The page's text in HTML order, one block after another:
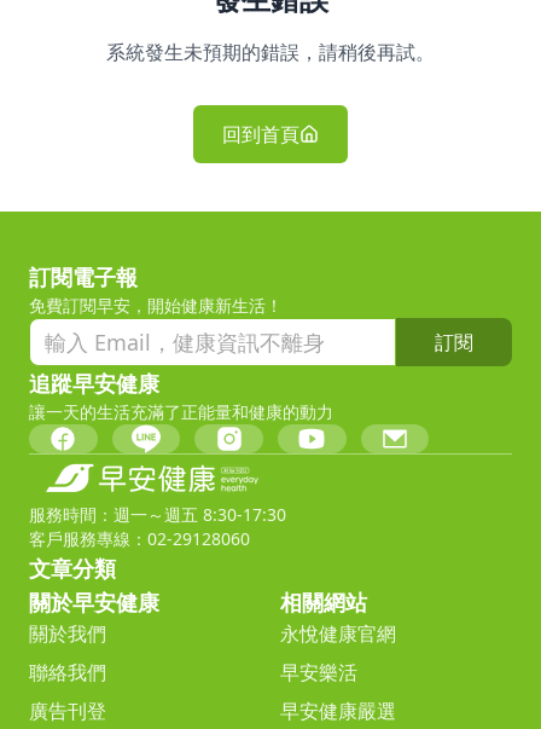
系統發生未預期的錯誤，請稍後再試。
回到首頁
訂閱電子報
免費訂閱早安，開始健康新生活！
訂閱
追蹤早安健康
讓一天的生活充滿了正能量和健康的動力
服務時間：週一～週五 8:30-17:30
客戶服務專線：02-29128060
文章分類
關於早安健康
關於我們
聯絡我們
廣告刊登
相關網站
永悅健康官網
早安樂活
早安健康嚴選